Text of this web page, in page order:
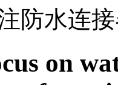
防水连
on